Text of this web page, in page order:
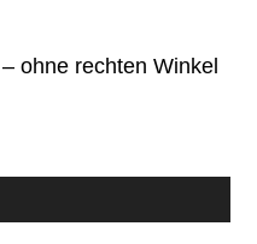
ohne rechten Winkel